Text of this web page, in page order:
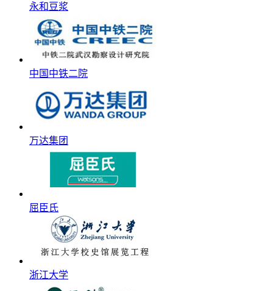
永和豆浆
中国中铁二院
万达集团
屈臣氏
浙江大学